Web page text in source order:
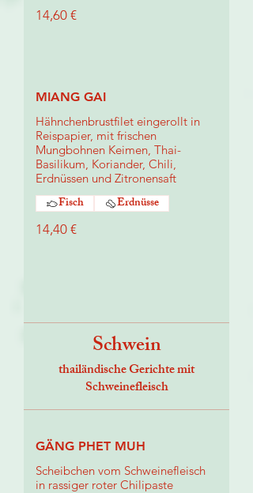
14,60 €
MIANG GAI
Hähnchenbrustfilet eingerollt in
Reispapier, mit frischen
Mungbohnen Keimen, Thai-
Basilikum, Koriander, Chili,
Erdnüssen und Zitronensaft
14,40 €
Fisch Erdnüsse
Schwein
thailändische Gerichte mit
Schweinefleisch
GÄNG PHET MUH
Scheibchen vom Schweinefleisch
in rassiger roter Chilipaste